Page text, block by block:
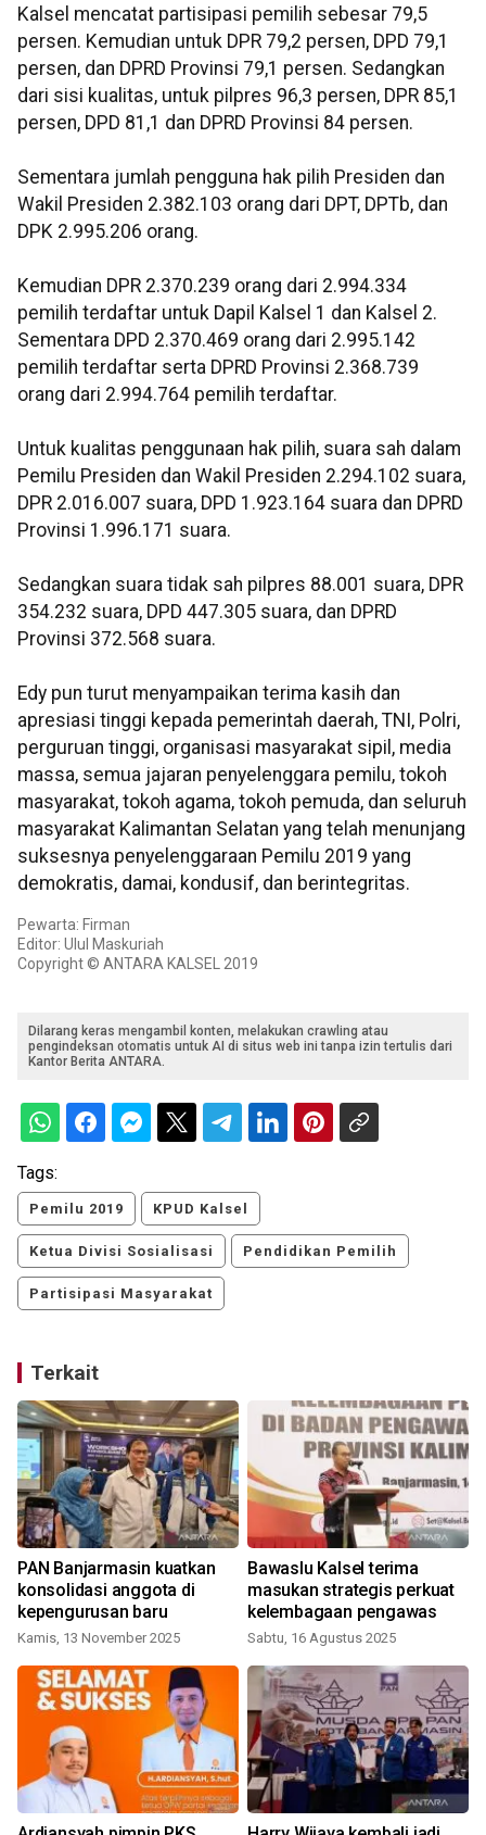
Kalsel mencatat partisipasi pemilih sebesar 79,5
persen. Kemudian untuk DPR 79,2 persen, DPD 79,1
persen, dan DPRD Provinsi 79,1 persen. Sedangkan
dari sisi kualitas, untuk pilpres 96,3 persen, DPR 85,1
persen, DPD 81,1 dan DPRD Provinsi 84 persen.
Sementara jumlah pengguna hak pilih Presiden dan
Wakil Presiden 2.382.103 orang dari DPT, DPTb, dan
DPK 2.995.206 orang.
Kemudian DPR 2.370.239 orang dari 2.994.334
pemilih terdaftar untuk Dapil Kalsel 1 dan Kalsel 2.
Sementara DPD 2.370.469 orang dari 2.995.142
pemilih terdaftar serta DPRD Provinsi 2.368.739
orang dari 2.994.764 pemilih terdaftar.
Untuk kualitas penggunaan hak pilih, suara sah dalam
Pemilu Presiden dan Wakil Presiden 2.294.102 suara,
DPR 2.016.007 suara, DPD 1.923.164 suara dan DPRD
Provinsi 1.996.171 suara.
Sedangkan suara tidak sah pilpres 88.001 suara, DPR
354.232 suara, DPD 447.305 suara, dan DPRD
Provinsi 372.568 suara.
Edy pun turut menyampaikan terima kasih dan
apresiasi tinggi kepada pemerintah daerah, TNI, Polri,
perguruan tinggi, organisasi masyarakat sipil, media
massa, semua jajaran penyelenggara pemilu, tokoh
masyarakat, tokoh agama, tokoh pemuda, dan seluruh
masyarakat Kalimantan Selatan yang telah menunjang
suksesnya penyelenggaraan Pemilu 2019 yang
demokratis, damai, kondusif, dan berintegritas.
Pewarta: Firman
Editor: Ulul Maskuriah
Copyright © ANTARA KALSEL 2019
Dilarang keras mengambil konten, melakukan crawling atau
pengindeksan otomatis untuk AI di situs web ini tanpa izin tertulis dari
Kantor Berita ANTARA.
Tags:
Pemilu 2019 KPUD Kalsel
Ketua Divisi Sosialisasi Pendidikan Pemilih
Partisipasi Masyarakat
Terkait
PAN Banjarmasin kuatkan
konsolidasi anggota di
kepengurusan baru
Kamis, 13 November 2025
Bawaslu Kalsel terima
masukan strategis perkuat
kelembagaan pengawas
Sabtu, 16 Agustus 2025